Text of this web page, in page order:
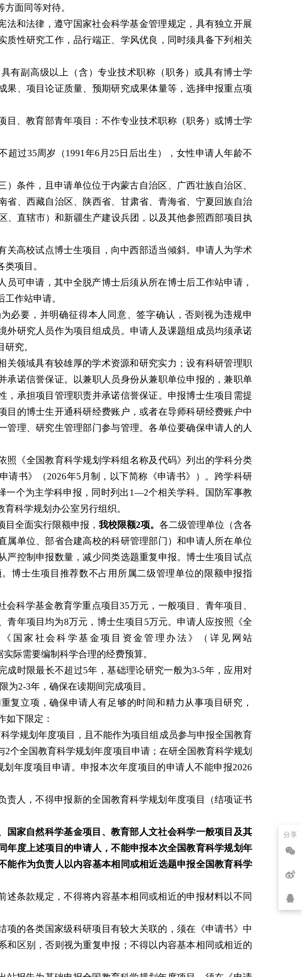
面同等对待。
法和法律，遵守国家社会科学基金管理规定，具有独立开展
质性研究工作，品行端正、学风优良，同时须具备下列相关
有副高级以上（含）专业技术职称（职务）或具有博士学
果、项目论证质量、预期研究成果体量等，选择申报重点项
目、教育部青年项目：不作专业技术职称（职务）或博士学
超过35周岁（1991年6月25日后出生），女性申请人年龄不
）条件，且申请单位位于内蒙古自治区、广西壮族自治区、
省、西藏自治区、陕西省、甘肃省、青海省、宁夏回族自治
、直辖市）和新疆生产建设兵团，以及其他参照西部项目执
关高校试点博士生项目，向中西部适当倾斜。申请人为学术
项目。
员可申请，其中全脱产博士后须从所在博士后工作站申请，
作站申请。
必要，并明确征得本人同意、签字确认，否则视为违规申
外研究人员作为项目组成员。申请人及课题组成员均须承诺
究。
关领域具有较雄厚的学术资源和研究实力；设有科研管理职
承诺信誉保证。以兼职人员身份从兼职单位申报的，兼职单
，承担项目管理职责并承诺信誉保证。申报博士生项目需提
目的博士生开通科研经费账户，或者在导师科研经费账户中
管理、研究生管理部门参与管理。各单位要确保申请人的人
照《全国教育科学规划学科组名称及代码》列出的学科分类
请书》（2026年5月制，以下简称《申请书》）。跨学科研
一个为主学科申报，同时列出1—2个相关学科。国防军事教
科学规划办公室另行组织。
目全面实行限额申报， 我校限额2项。 各二级管理单位（含各
属单位、部省合建高校的科研管理部门）和申请人所在单位
严控制申报数量，减少同类选题重复申报。博士生项目试点
博士生项目推荐数不占用所属二级管理单位的限额申报指
会科学基金教育学重点项目35万元，一般项目、青年项目、
青年项目均为8万元，博士生项目5万元。申请人应按照《全
国家社会科学基金项目资金管理办法》（详见网站
实际需要编制科学合理的经费预算。
成时限最长不超过5年，基础理论研究一般为3-5年，应用对
为2-3年，确保在读期间完成项目。
复立项，确保申请人有足够的时间和精力从事项目研究，
如下限定：
学规划年度项目，且不能作为项目组成员参与申报全国教育
个全国教育科学规划年度项目申请；在研全国教育科学规划
年度项目申请。申报本次年度项目的申请人不能申报2026
责人，不得申报新的全国教育科学规划年度项目（结项证书
国家自然科学基金项目、教育部人文社会科学一般项目及其
年度上述项目的申请人，不能申报本次全国教育科学规划年
能作为负责人以内容基本相同或相近选题申报全国教育科学
述条款规定，不得将内容基本相同或相近的申报材料以不同
项的各类国家级科研项目有较大关联的，须在《申请书》中
和区别，否则视为重复申报；不得以内容基本相同或相近的
分享